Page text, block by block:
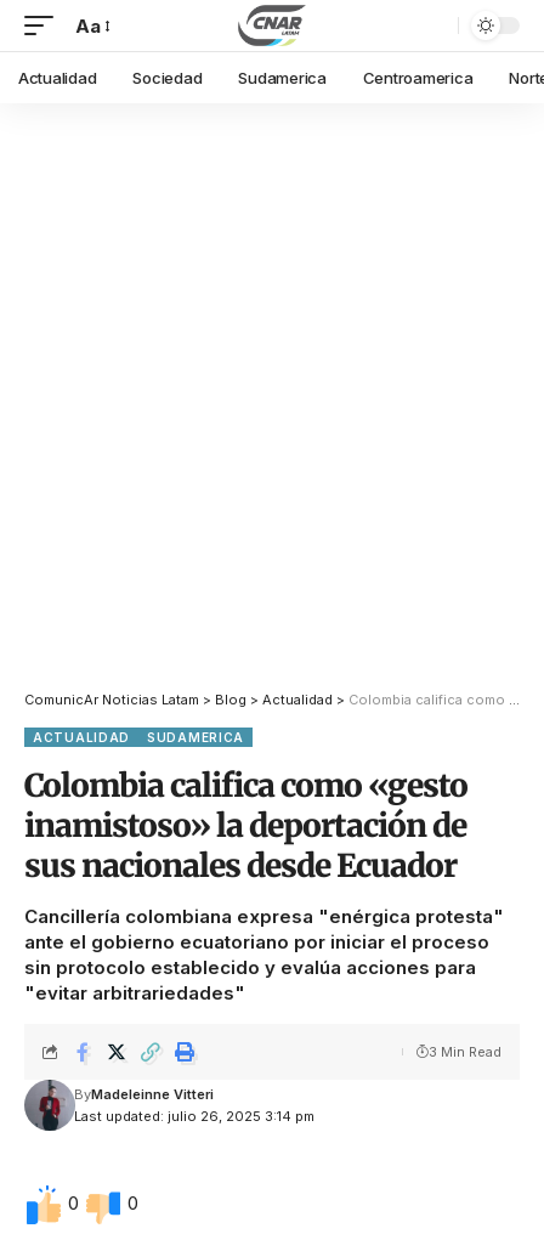
Aa
Actualidad Sociedad Sudamerica Centroamerica
ComunicAr Noticias Latam > Blog > Actualidad > Colombia califica como «gesto inamistoso» la deportación de sus nacionales desde Ecuador
ACTUALIDAD SUDAMERICA
Colombia califica como «gesto
inamistoso» la deportación de
sus nacionales desde Ecuador
Cancillería colombiana expresa "enérgica protesta"
ante el gobierno ecuatoriano por iniciar el proceso
sin protocolo establecido y evalúa acciones para
"evitar arbitrariedades"
Last updated: julio 26, 2025 3:14 pm
ByMadeleinne Vitteri
3 Min Read
0 0